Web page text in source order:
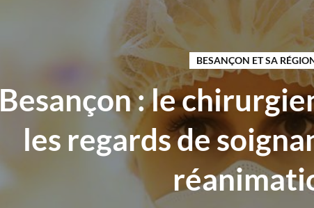
BESANÇON ET SA
Besançon : le
les regards de